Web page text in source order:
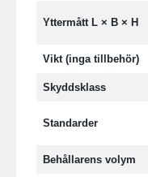
Yttermått L × B × H
Vikt (inga tillbehör)
Skyddsklass
Standarder
Behållarens volym